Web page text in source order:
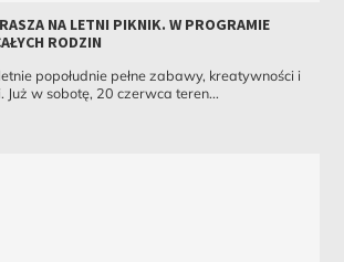
NA LETNI PIKNIK. W PROGRAMIE
RODZIN
popołudnie pełne zabawy, kreatywności i
Już w sobotę, 20 czerwca teren...